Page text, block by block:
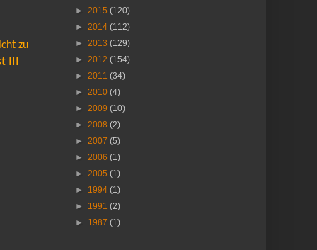
zu
III
► 2015 (120)
► 2014 (112)
► 2013 (129)
► 2012 (154)
► 2011 (34)
► 2010 (4)
► 2009 (10)
► 2008 (2)
► 2007 (5)
► 2006 (1)
► 2005 (1)
► 1994 (1)
► 1991 (2)
► 1987 (1)